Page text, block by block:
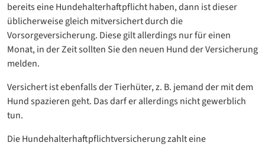
bereits eine Hundehalterhaftpflicht haben, dann ist dieser
üblicherweise gleich mitversichert durch die
Vorsorgeversicherung. Diese gilt allerdings nur für einen
Monat, in der Zeit sollten Sie den neuen Hund der Versicherung
melden.
Versichert ist ebenfalls der Tierhüter, z. B. jemand der mit dem
Hund spazieren geht. Das darf er allerdings nicht gewerblich
tun.
Die Hundehalterhaftpflichtversicherung zahlt eine